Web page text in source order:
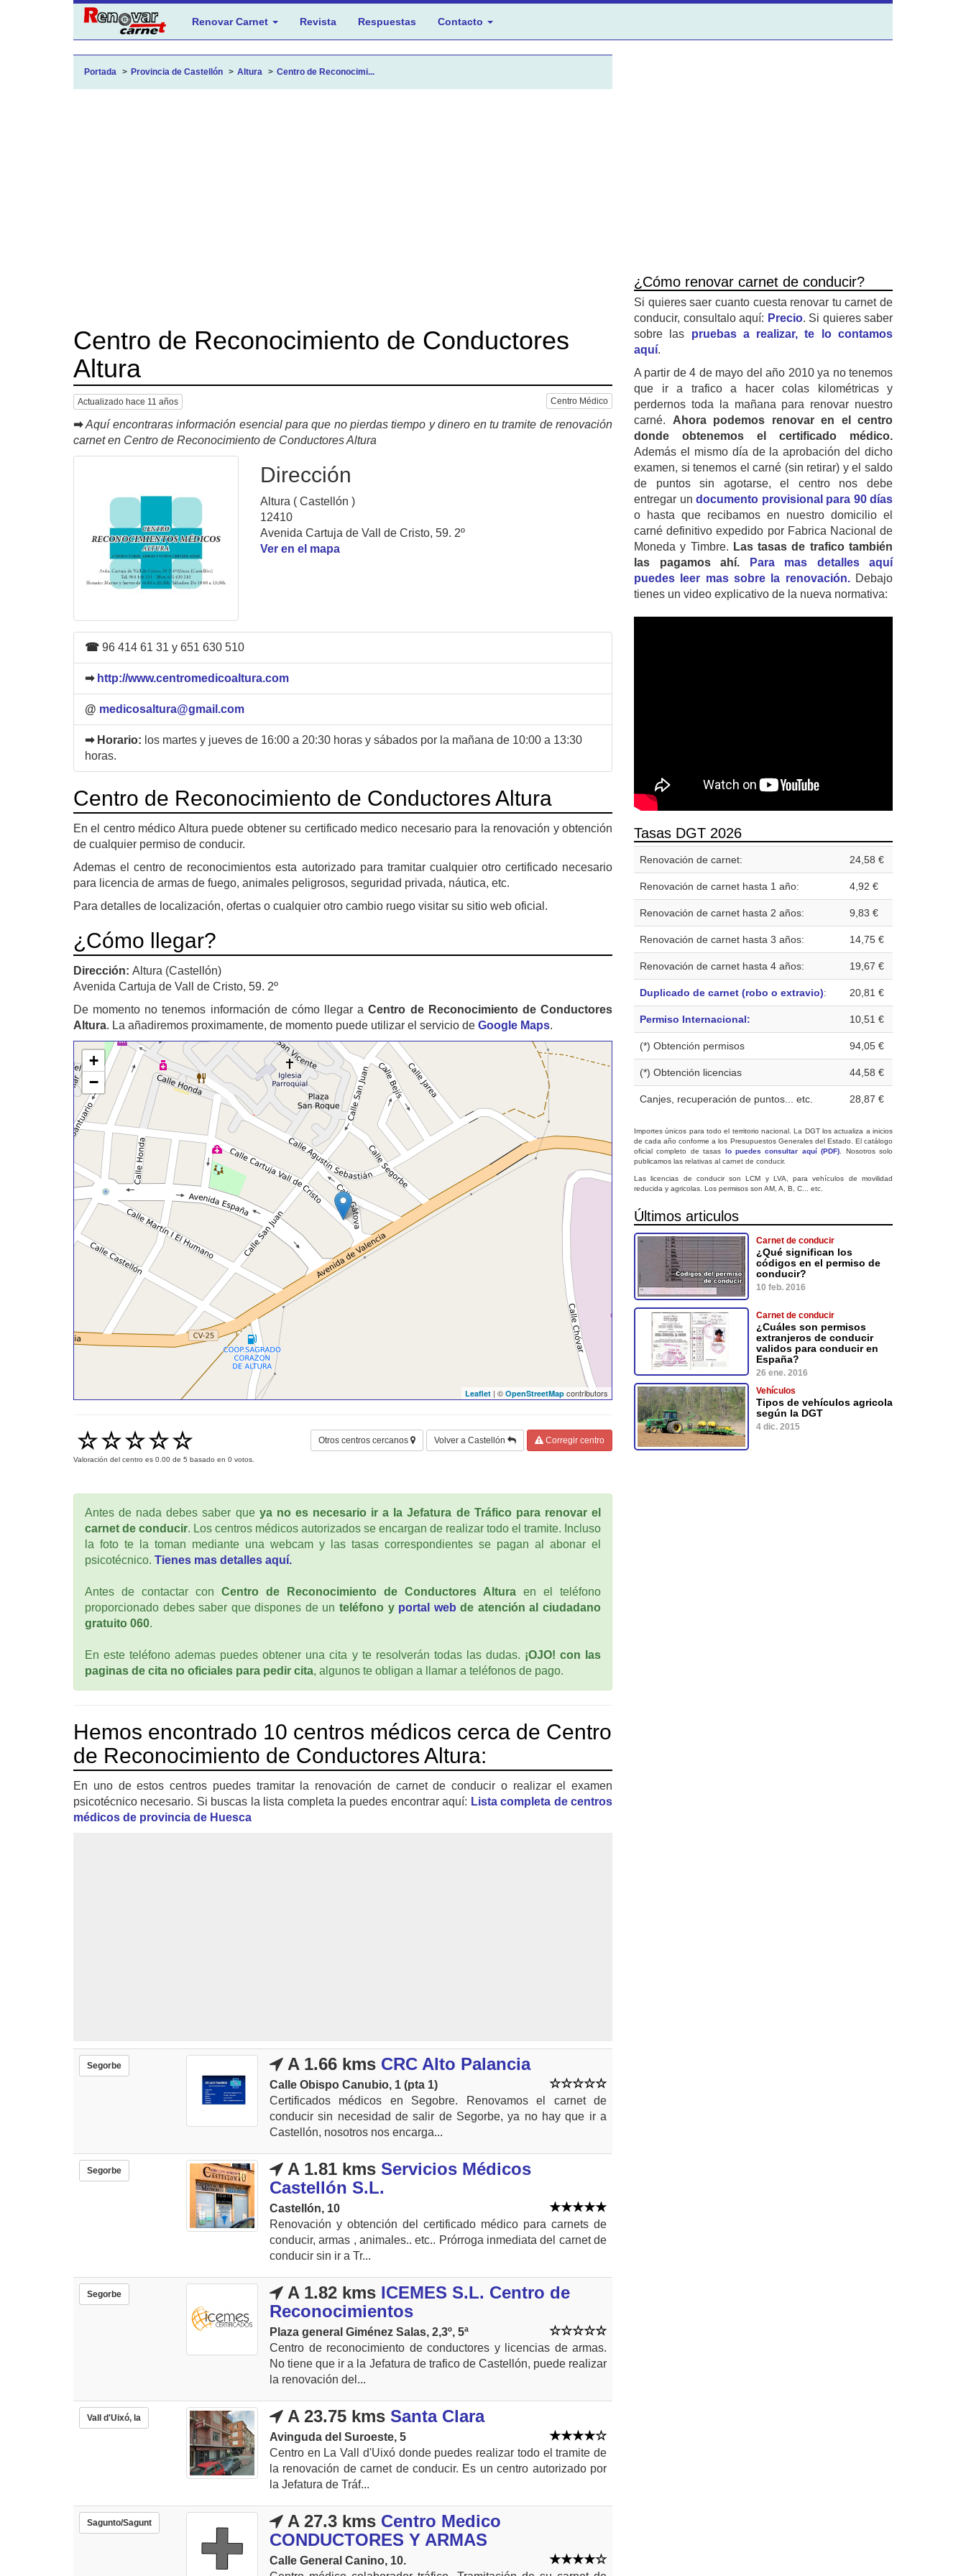
Renovar Carnet Revista Respuestas Contacto
Portada Provincia de Castellón Altura Centro de Reconocimi...
Centro de Reconocimiento de Conductores
Altura
Actualizado hace 11 años Centro Médico
➡ Aquí encontraras información esencial para que no pierdas tiempo y dinero en tu tramite de renovación
carnet en Centro de Reconocimiento de Conductores Altura
Dirección
Altura ( Castellón )
12410
Avenida Cartuja de Vall de Cristo, 59. 2º
Ver en el mapa
☎ 96 414 61 31 y 651 630 510
➡ http://www.centromedicoaltura.com
@ medicosaltura@gmail.com
➡ Horario: los martes y jueves de 16:00 a 20:30 horas y sábados por la mañana de 10:00 a 13:30
horas.
Centro de Reconocimiento de Conductores Altura
En el centro médico Altura puede obtener su certificado medico necesario para la renovación y obtención
de cualquier permiso de conducir.
Ademas el centro de reconocimientos esta autorizado para tramitar cualquier otro certificado necesario
para licencia de armas de fuego, animales peligrosos, seguridad privada, náutica, etc.
Para detalles de localización, ofertas o cualquier otro cambio ruego visitar su sitio web oficial.
¿Cómo llegar?
Dirección: Altura (Castellón)
Avenida Cartuja de Vall de Cristo, 59. 2º
De momento no tenemos información de cómo llegar aCentro de Reconocimiento de Conductores
Altura. La añadiremos proximamente, de momento puede utilizar el servicio de Google Maps.
+
−
Leaflet | © OpenStreetMap contributors
Valoración del centro es 0.00 de 5 basado en 0 votos.
Otros centros cercanos Volver a Castellón Corregir centro
Antes de nada debes saber que ya no es necesario ir a la Jefatura de Tráfico para renovar el
carnet de conducir. Los centros médicos autorizados se encargan de realizar todo el tramite. Incluso
la foto te la toman mediante una webcam y las tasas correspondientes se pagan al abonar el
psicotécnico. Tienes mas detalles aquí.
Antes de contactar con Centro de Reconocimiento de Conductores Altura en el teléfono
proporcionado debes saber que dispones de un teléfono y portal web de atención al ciudadano
gratuito 060.
En este teléfono ademas puedes obtener una cita y te resolverán todas las dudas. ¡OJO! con las
paginas de cita no oficiales para pedir cita, algunos te obligan a llamar a teléfonos de pago.
Hemos encontrado 10 centros médicos cerca de Centro
de Reconocimiento de Conductores Altura:
En uno de estos centros puedes tramitar la renovación de carnet de conducir o realizar el examen
psicotécnico necesario. Si buscas la lista completa la puedes encontrar aquí: Lista completa de centros
médicos de provincia de Huesca
Segorbe A 1.66 kms CRC Alto Palancia
Calle Obispo Canubio, 1 (pta 1)
Certificados médicos en Segobre. Renovamos el carnet de
conducir sin necesidad de salir de Segorbe, ya no hay que ir a
Castellón, nosotros nos encarga...
Segorbe A 1.81 kms Servicios Médicos
Castellón S.L.
Castellón, 10
Renovación y obtención del certificado médico para carnets de
conducir, armas , animales.. etc.. Prórroga inmediata del carnet de
conducir sin ir a Tr...
Segorbe A 1.82 kms ICEMES S.L. Centro de
Reconocimientos
Plaza general Giménez Salas, 2,3º, 5ª
Centro de reconocimiento de conductores y licencias de armas.
No tiene que ir a la Jefatura de trafico de Castellón, puede realizar
la renovación del...
Vall d'Uixó, la A 23.75 kms Santa Clara
Avinguda del Suroeste, 5
Centro en La Vall d'Uixó donde puedes realizar todo el tramite de
la renovación de carnet de conducir. Es un centro autorizado por
la Jefatura de Tráf...
Sagunto/Sagunt A 27.3 kms Centro Medico
CONDUCTORES Y ARMAS
Calle General Canino, 10.
¿Cómo renovar carnet de conducir?
Si quieres saer cuanto cuesta renovar tu carnet de
conducir, consultalo aquí: Precio. Si quieres saber
sobre las pruebas a realizar, te lo contamos
aquí.
A partir de 4 de mayo del año 2010 ya no tenemos
que ir a trafico a hacer colas kilométricas y
perdernos toda la mañana para renovar nuestro
carné. Ahora podemos renovar en el centro
donde obtenemos el certificado médico.
Además el mismo día de la aprobación del dicho
examen, si tenemos el carné (sin retirar) y el saldo
de puntos sin agotarse, el centro nos debe
entregar un documento provisional para 90 días
o hasta que recibamos en nuestro domicilio el
carné definitivo expedido por Fabrica Nacional de
Moneda y Timbre. Las tasas de trafico también
las pagamos ahí.
Para mas detalles aquí
puedes leer mas sobre la renovación.Debajo
tienes un video explicativo de la nueva normativa:
Tasas DGT 2026
Renovación de carnet: 24,58 €
Renovación de carnet hasta 1 año: 4,92 €
Renovación de carnet hasta 2 años: 9,83 €
Renovación de carnet hasta 3 años: 14,75 €
Renovación de carnet hasta 4 años: 19,67 €
Duplicado de carnet (robo o extravio): 20,81 €
Permiso Internacional: 10,51 €
(*) Obtención permisos 94,05 €
(*) Obtención licencias 44,58 €
Canjes, recuperación de puntos... etc. 28,87 €
Importes únicos para todo el territorio nacional. La DGT los actualiza a inicios
de cada año conforme a los Presupuestos Generales del Estado. El catálogo
oficial completo de tasas lo puedes consultar aquí (PDF) . Nosotros solo
publicamos las relativas al carnet de conducir.
Las licencias de conducir son LCM y LVA, para vehículos de movilidad
reducida y agricolas. Los permisos son AM, A, B, C... etc.
Últimos articulos
Carnet de conducir
¿Qué significan los
códigos en el permiso de
conducir?
10 feb. 2016
Carnet de conducir
¿Cuáles son permisos
extranjeros de conducir
validos para conducir en
España?
26 ene. 2016
Vehículos
Tipos de vehículos agricola
según la DGT
4 dic. 2015